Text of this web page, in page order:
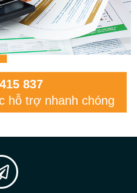
837
hỗ trợ nhanh chóng